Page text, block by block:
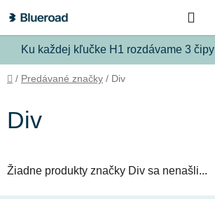
na
obsah
Ku každej kľučke H1 rozdávame 3
Domov
/ Predávané značky / Div
Div
Žiadne produkty značky Div sa nenašli...